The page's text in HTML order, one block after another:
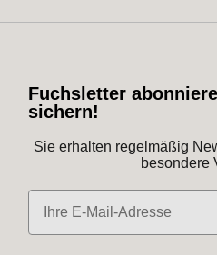
Fuchsletter
sichern!
Sie erhalten regelmäßig
besondere
E-Mail